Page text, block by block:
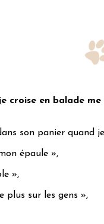
croise en balade
son panier quand
épaule »,
»,
plus sur les gens »,